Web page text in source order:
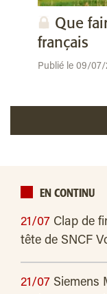
Que
français
Publié le 09/07/
EN CONTINU
21/07 Clap de
tête de SNCF
21/07 Siemens